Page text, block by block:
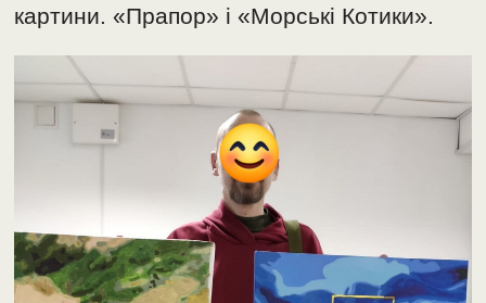
картини. «Прапор» і «Морські Котики».